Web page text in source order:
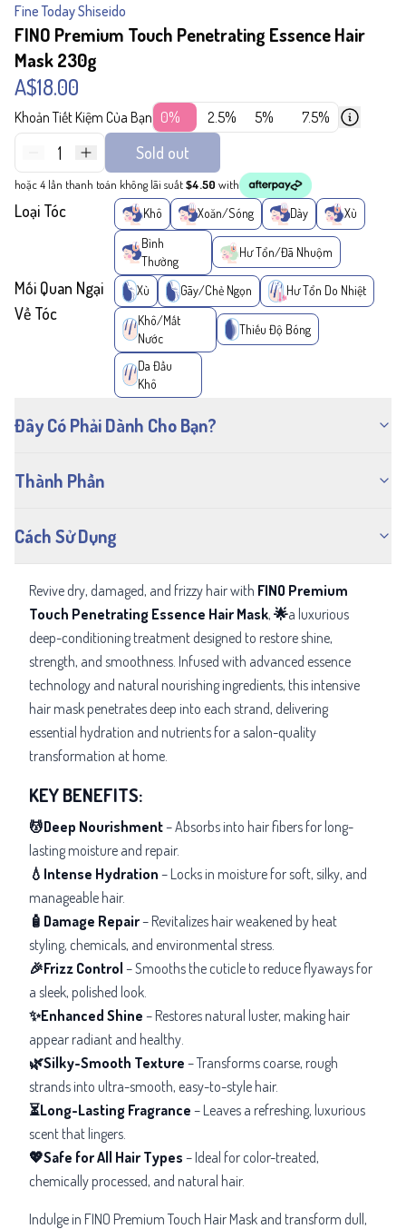
Fine Today Shiseido
FINO Premium Touch Penetrating Essence Hair
Mask 230g
A$18.00
Khoản Tiết Kiệm Của Bạn 0% 2.5% 5% 7.5%
1 Sold out
hoặc 4 lần thanh toán không lãi suất$4.50 with
Loại Tóc Khô Xoăn/Sóng Dày
Xù
Bình
Thường
Hư Tổn/Đã Nhuộm
Mối Quan Ngại
Về Tóc
Xù Gãy/Chẻ Ngọn
Hư Tổn Do Nhiệt
Khô/Mất
Nước
Thiếu Độ Bóng
Da Đầu
Khô
Đây Có Phải Dành Cho Bạn?
Thành Phần
Cách Sử Dụng
Revive dry, damaged, and frizzy hair with FINO Premium
Touch Penetrating Essence Hair Mask, 🌟a luxurious
deep-conditioning treatment designed to restore shine,
strength, and smoothness. Infused with advanced essence
technology and natural nourishing ingredients, this intensive
hair mask penetrates deep into each strand, delivering
essential hydration and nutrients for a salon-quality
transformation at home.
KEY BENEFITS:
💆Deep Nourishment– Absorbs into hair fibers for long-
lasting moisture and repair.
💧Intense Hydration – Locks in moisture for soft, silky, and
manageable hair.
🧴Damage Repair– Revitalizes hair weakened by heat
styling, chemicals, and environmental stress.
🎉Frizz Control – Smooths the cuticle to reduce flyaways for
a sleek, polished look.
✨Enhanced Shine – Restores natural luster, making hair
appear radiant and healthy.
🌿Silky-Smooth Texture – Transforms coarse, rough
strands into ultra-smooth, easy-to-style hair.
⏳Long-Lasting Fragrance – Leaves a refreshing, luxurious
scent that lingers.
💖Safe for All Hair Types – Ideal for color-treated,
chemically processed, and natural hair.
Indulge in FINO Premium Touch Hair Mask and transform dull,